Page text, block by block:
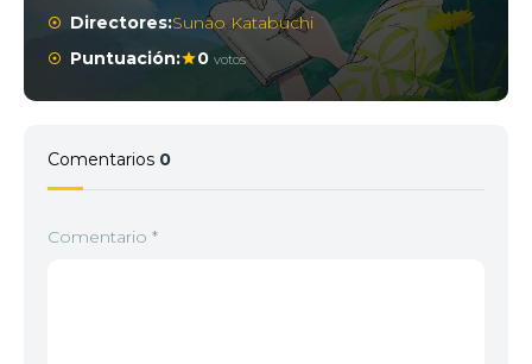
Directores:Sunao Katabuchi
Puntuación:
0 votos
Comentarios 0
Comentario *